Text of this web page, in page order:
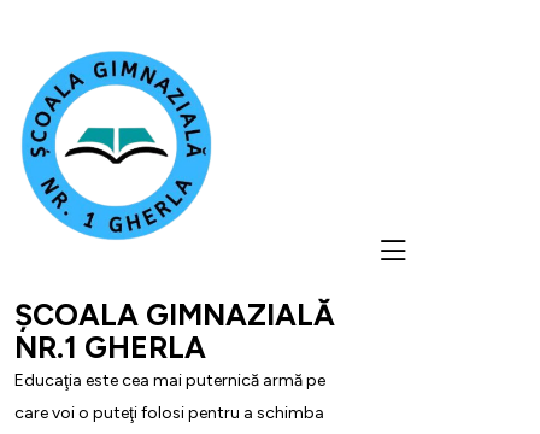
content
ȘCOALA GIMNAZIALĂ
NR.1 GHERLA
Educaţia este cea mai puternică armă pe
care voi o puteţi folosi pentru a schimba